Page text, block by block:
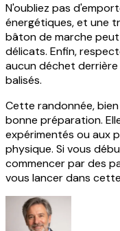
N'oubliez pas
énergétiques, et une
bâton de marche
délicats. Enfin,
aucun déchet
balisés.
Cette randonnée,
bonne préparation.
expérimentés ou aux
physique. Si vous
commencer par des
vous lancer dans